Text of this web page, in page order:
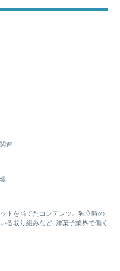
連
トを当てたコンテンツ。 独立時の
る取り組みなど、洋菓子業界で働く